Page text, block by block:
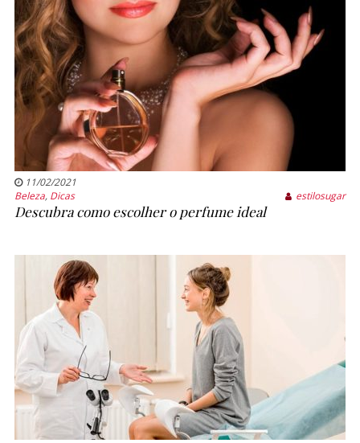
11/02/2021
Beleza, Dicas estilosugar
Descubra como escolher o perfume ideal